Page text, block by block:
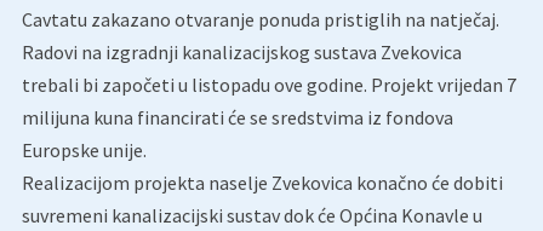
Cavtatu zakazano otvaranje ponuda pristiglih na natječaj.
Radovi na izgradnji kanalizacijskog sustava Zvekovica
trebali bi započeti u listopadu ove godine. Projekt vrijedan 7
milijuna kuna financirati će se sredstvima iz fondova
Europske unije.
Realizacijom projekta naselje Zvekovica konačno će dobiti
suvremeni kanalizacijski sustav dok će Općina Konavle u